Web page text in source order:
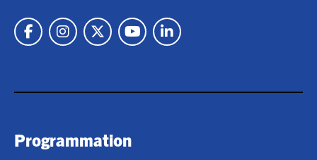
Lien vers Facebook
Lien vers Instagram
Lien vers XLien vers Youtube
Lien vers Linkedin
Programmation